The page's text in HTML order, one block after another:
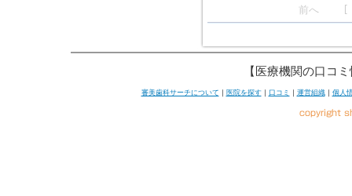
前へ
【医療機関の口コ
審美歯科サーチについて ｜ 医院を探す｜ 口コミ ｜ 運営組織｜ 個人